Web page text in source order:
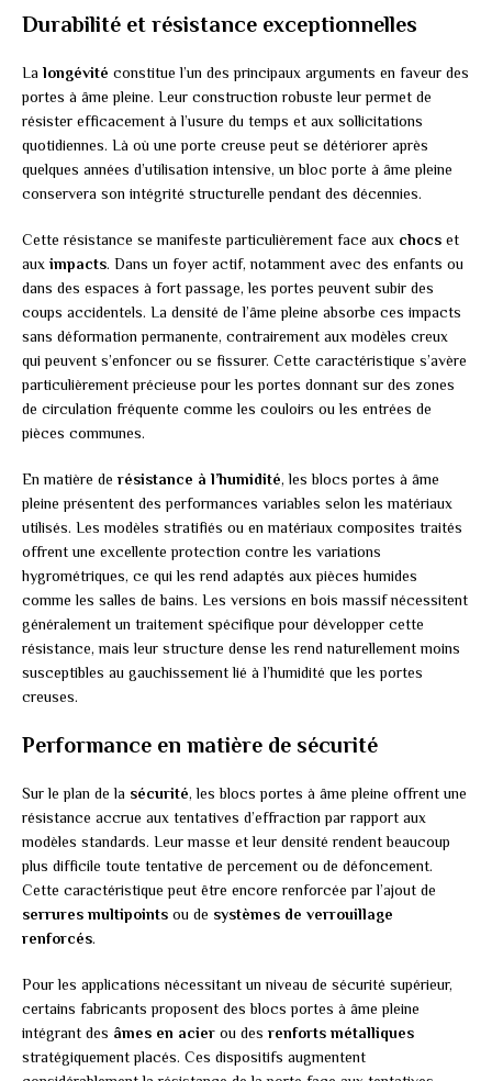
Durabilité et résistance exceptionnelles
La longévité constitue l’un des principaux arguments en faveur des
portes à âme pleine. Leur construction robuste leur permet de
résister efficacement à l’usure du temps et aux sollicitations
quotidiennes. Là où une porte creuse peut se détériorer après
quelques années d’utilisation intensive, un bloc porte à âme pleine
conservera son intégrité structurelle pendant des décennies.
Cette résistance se manifeste particulièrement face aux chocs et
aux impacts. Dans un foyer actif, notamment avec des enfants ou
dans des espaces à fort passage, les portes peuvent subir des
coups accidentels. La densité de l’âme pleine absorbe ces impacts
sans déformation permanente, contrairement aux modèles creux
qui peuvent s’enfoncer ou se fissurer. Cette caractéristique s’avère
particulièrement précieuse pour les portes donnant sur des zones
de circulation fréquente comme les couloirs ou les entrées de
pièces communes.
En matière de résistance à l’humidité, les blocs portes à âme
pleine présentent des performances variables selon les matériaux
utilisés. Les modèles stratifiés ou en matériaux composites traités
offrent une excellente protection contre les variations
hygrométriques, ce qui les rend adaptés aux pièces humides
comme les salles de bains. Les versions en bois massif nécessitent
généralement un traitement spécifique pour développer cette
résistance, mais leur structure dense les rend naturellement moins
susceptibles au gauchissement lié à l’humidité que les portes
creuses.
Performance en matière de sécurité
Sur le plan de la sécurité, les blocs portes à âme pleine offrent une
résistance accrue aux tentatives d’effraction par rapport aux
modèles standards. Leur masse et leur densité rendent beaucoup
plus difficile toute tentative de percement ou de défoncement.
Cette caractéristique peut être encore renforcée par l’ajout de
serrures multipoints ou de systèmes de verrouillage
renforcés.
Pour les applications nécessitant un niveau de sécurité supérieur,
certains fabricants proposent des blocs portes à âme pleine
intégrant des âmes en acier ou des renforts métalliques
stratégiquement placés. Ces dispositifs augmentent